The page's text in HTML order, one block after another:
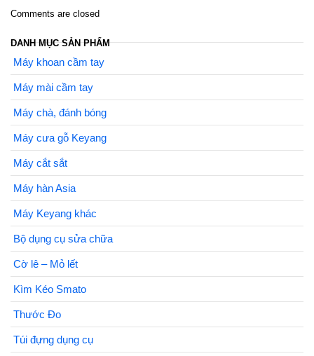
Comments are closed
DANH MỤC SẢN PHẨM
Máy khoan cầm tay
Máy mài cầm tay
Máy chà, đánh bóng
Máy cưa gỗ Keyang
Máy cắt sắt
Máy hàn Asia
Máy Keyang khác
Bộ dụng cụ sửa chữa
Cờ lê – Mỏ lết
Kìm Kéo Smato
Thước Đo
Túi đựng dụng cụ